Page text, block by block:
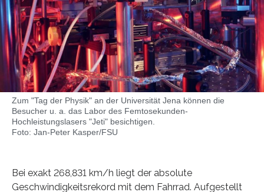
Zum "Tag der Physik" an der Universität Jena können die
Besucher u. a. das Labor des Femtosekunden-
Hochleistungslasers "Jeti" besichtigen.
Foto: Jan-Peter Kasper/FSU
Bei exakt 268,831 km/h liegt der absolute
Geschwindigkeitsrekord mit dem Fahrrad. Aufgestellt